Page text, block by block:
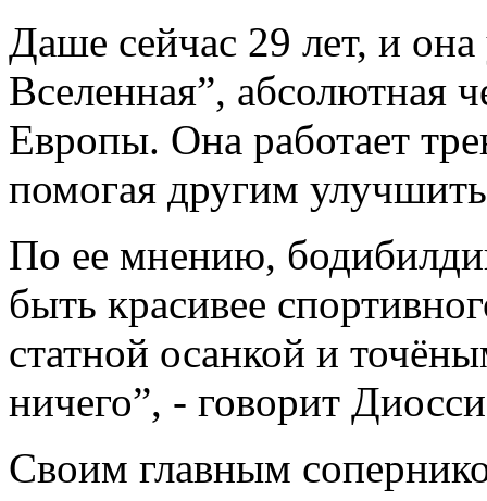
Даше сейчас 29 лет, и
Вселенная”, абсолютная
Европы. Она работает
помогая другим
По ее мнению,
быть красивее
статной осанкой и
ничего”, - говорит
Своим главным